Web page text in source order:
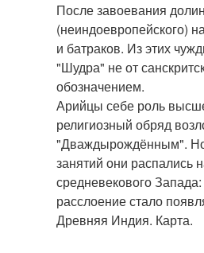
После завоевания
(неиндоевропейского)
и батраков. Из этих
"Шудра" не от
обозначением.
Арийцы себе роль
религиозный обряд
"Дваждырождённым". Но
занятий они распались
средневекового
расслоение стало
Древняя Индия. Карта.